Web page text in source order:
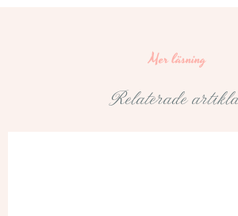
Mer läsning
Relaterade